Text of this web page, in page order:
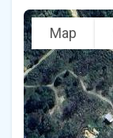
Map